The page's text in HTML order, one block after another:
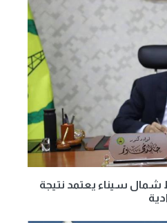
محافظ شمال سيناء يعتمد نتيجة